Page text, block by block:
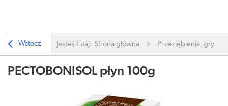
Wstecz Jesteś tutaj: Strona główna Przeziębienia, grypa
PECTOBONISOL płyn 100g